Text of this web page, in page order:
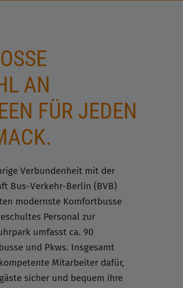
A
AN R
FÜR JEDEN G
Verbundenheit mit der
Bus-Verkehr-Berlin (BVB)
modernste Komfortbusse
Personal zur
umfasst ca. 90
und Pkws. Insgesamt
Mitarbeiter dafür,
sicher und bequem ihre